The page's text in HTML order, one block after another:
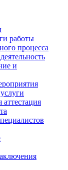
работы
процесса
и